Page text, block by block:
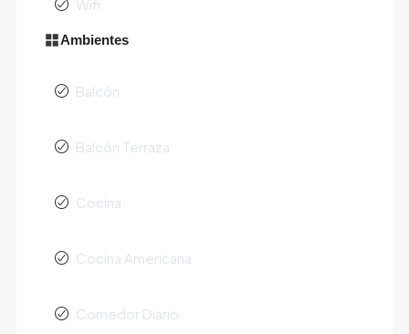
Wifi
Ambientes
Balcón
Balcón Terraza
Cocina
Cocina Americana
Comedor Diario